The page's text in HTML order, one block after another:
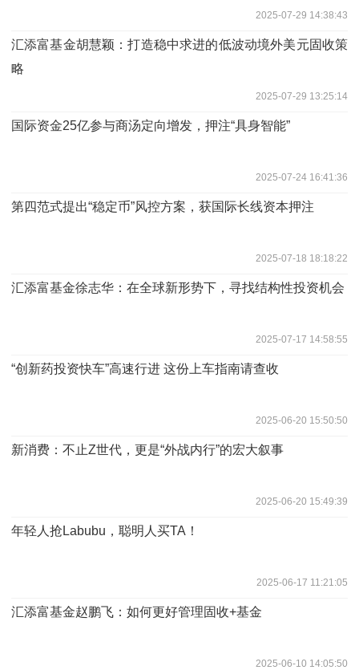
2025-07-29 14:38:43
汇添富基金胡慧颖：打造稳中求进的低波动境外美元固收策
略
2025-07-29 13:25:14
国际资金25亿参与商汤定向增发，押注“具身智能”
2025-07-24 16:41:36
第四范式提出“稳定币”风控方案，获国际长线资本押注
2025-07-18 18:18:22
汇添富基金徐志华：在全球新形势下，寻找结构性投资机会
2025-07-17 14:58:55
“创新药投资快车”高速行进 这份上车指南请查收
2025-06-20 15:50:50
新消费：不止Z世代，更是“外战内行”的宏大叙事
2025-06-20 15:49:39
年轻人抢Labubu，聪明人买TA！
2025-06-17 11:21:05
汇添富基金赵鹏飞：如何更好管理固收+基金
2025-06-10 14:05:50